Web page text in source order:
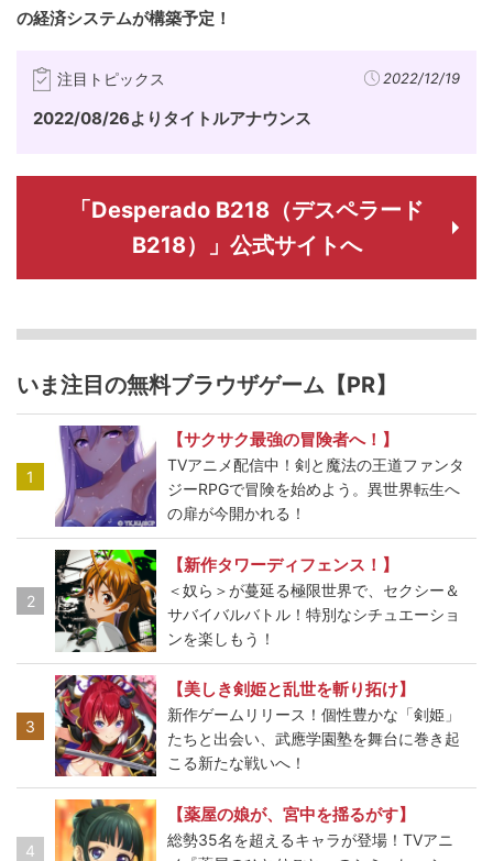
の経済システムが構築予定！
注目トピックス 2022/12/19
2022/08/26よりタイトルアナウンス
「Desperado B218（デスペラード
B218）」公式サイトへ
いま注目の無料ブラウザゲーム【PR】
1
【サクサク最強の冒険者へ！】
TVアニメ配信中！剣と魔法の王道ファンタ
ジーRPGで冒険を始めよう。異世界転生へ
の扉が今開かれる！
2
【新作タワーディフェンス！】
＜奴ら＞が蔓延る極限世界で、セクシー＆
サバイバルバトル！特別なシチュエーショ
ンを楽しもう！
3
【美しき剣姫と乱世を斬り拓け】
新作ゲームリリース！個性豊かな「剣姫」
たちと出会い、武應学園塾を舞台に巻き起
こる新たな戦いへ！
4
【薬屋の娘が、宮中を揺るがす】
総勢35名を超えるキャラが登場！TVアニ